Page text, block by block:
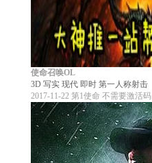
使命召唤OL
3D 写实 现代 即时 第一人称射击
2017-11-22 第1使命 不需要激活码